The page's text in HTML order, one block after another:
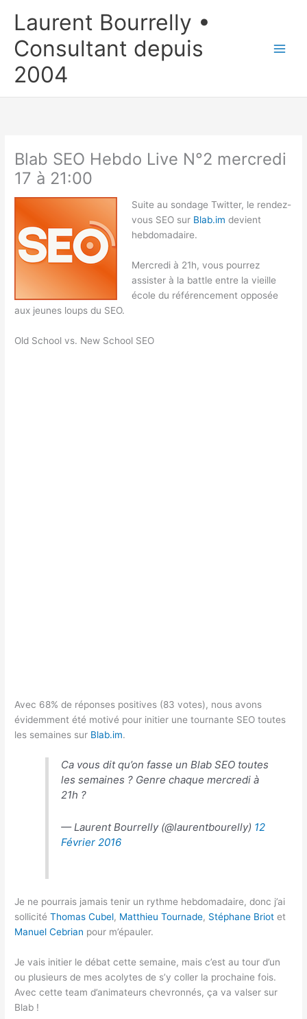
Laurent Bourrelly •
Consultant depuis
2004
Blab SEO Hebdo Live N°2 mercredi
17 à 21:00
Suite au sondage Twitter, le rendez-
vous SEO sur Blab.im devient
hebdomadaire.
Mercredi à 21h, vous pourrez
assister à la battle entre la vieille
école du référencement opposée
aux jeunes loups du SEO.
Old School vs. New School SEO
Avec 68% de réponses positives (83 votes), nous avons
évidemment été motivé pour initier une tournante SEO toutes
les semaines sur Blab.im.
Ca vous dit qu’on fasse un Blab SEO toutes
les semaines ? Genre chaque mercredi à
21h ?
— Laurent Bourrelly (@laurentbourelly) 12
Février 2016
Je ne pourrais jamais tenir un rythme hebdomadaire, donc j’ai
sollicitéThomas Cubel, Matthieu Tournade, Stéphane Briot et
Manuel Cebrian pour m’épauler.
Je vais initier le débat cette semaine, mais c’est au tour d’un
ou plusieurs de mes acolytes de s’y coller la prochaine fois.
Avec cette team d’animateurs chevronnés, ça va valser sur
Blab !